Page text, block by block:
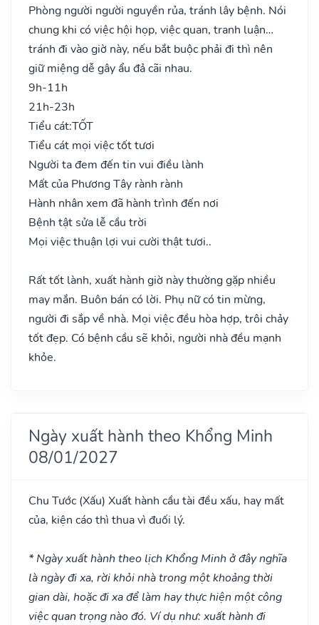
Phòng người người nguyền rủa, tránh lây bệnh. Nói
chung khi có việc hội họp, việc quan, tranh luận…
tránh đi vào giờ này, nếu bắt buộc phải đi thì nên
giữ miệng dễ gây ẩu đả cãi nhau.
9h-11h
21h-23h
Tiểu cát:TỐT
Tiểu cát mọi việc tốt tươi
Người ta đem đến tin vui điều lành
Mất của Phương Tây rành rành
Hành nhân xem đã hành trình đến nơi
Bệnh tật sửa lễ cầu trời
Mọi việc thuận lợi vui cười thật tươi..
Rất tốt lành, xuất hành giờ này thường gặp nhiều
may mắn. Buôn bán có lời. Phụ nữ có tin mừng,
người đi sắp về nhà. Mọi việc đều hòa hợp, trôi chảy
tốt đẹp. Có bệnh cầu sẽ khỏi, người nhà đều mạnh
khỏe.
Ngày xuất hành theo Khổng Minh
08/01/2027
Chu Tước (Xấu) Xuất hành cầu tài đều xấu, hay mất
của, kiện cáo thì thua vì đuối lý.
* Ngày xuất hành theo lịch Khổng Minh ở đây nghĩa
là ngày đi xa, rời khỏi nhà trong một khoảng thời
gian dài, hoặc đi xa để làm hay thực hiện một công
việc quan trọng nào đó. Ví dụ như: xuất hành đi